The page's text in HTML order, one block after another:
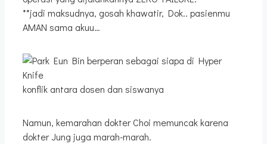
**jadi maksudnya, gosah khawatir, Dok.. pasienmu
AMAN sama akuu…
konflik antara dosen dan siswanya
Namun, kemarahan dokter Choi memuncak karena
dokter Jung juga marah-marah.